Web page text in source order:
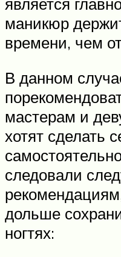
маникюр
времени, чем
В данном
мастерам и
хотят сделать
следовали
дольше
ногтях: